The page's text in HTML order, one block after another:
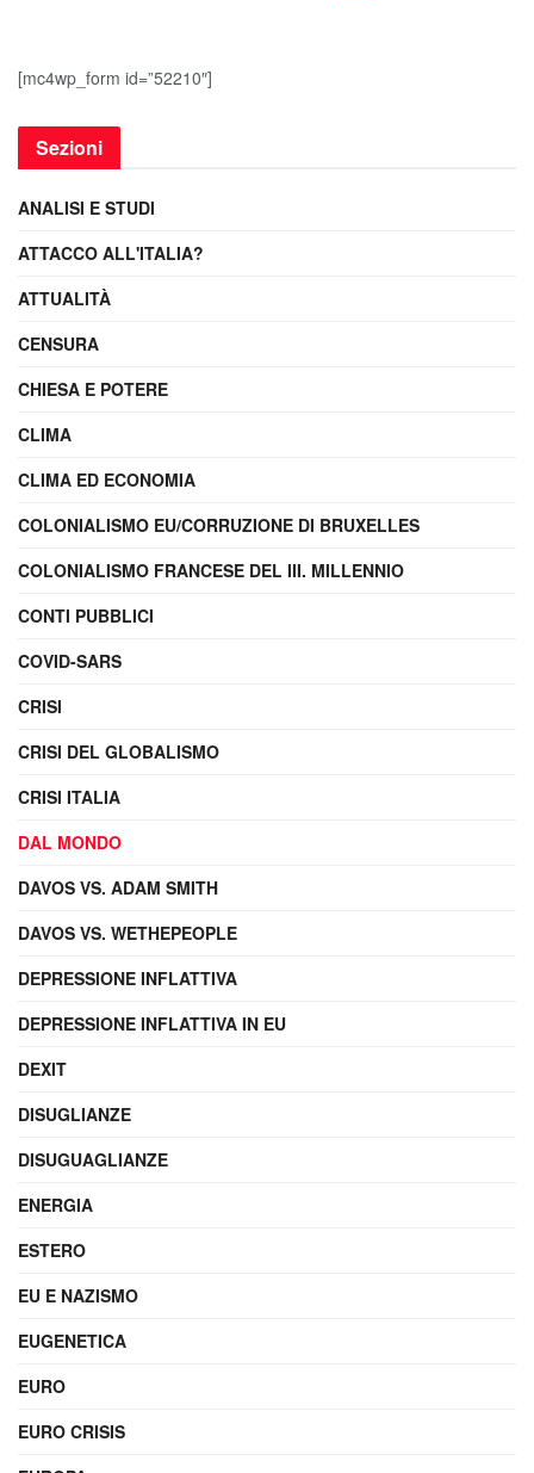
[mc4wp_form id=”52210″]
Sezioni
ANALISI E STUDI
ATTACCO ALL'ITALIA?
ATTUALITÀ
CENSURA
CHIESA E POTERE
CLIMA
CLIMA ED ECONOMIA
COLONIALISMO EU/CORRUZIONE DI BRUXELLES
COLONIALISMO FRANCESE DEL III. MILLENNIO
CONTI PUBBLICI
COVID-SARS
CRISI
CRISI DEL GLOBALISMO
CRISI ITALIA
DAL MONDO
DAVOS VS. ADAM SMITH
DAVOS VS. WETHEPEOPLE
DEPRESSIONE INFLATTIVA
DEPRESSIONE INFLATTIVA IN EU
DEXIT
DISUGLIANZE
DISUGUAGLIANZE
ENERGIA
ESTERO
EU E NAZISMO
EUGENETICA
EURO
EURO CRISIS